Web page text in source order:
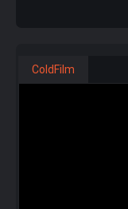
ColdFilm